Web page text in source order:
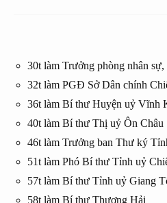
30t làm Trưởng phòng nhân
32t làm PGĐ Sở Dân chính
36t làm Bí thư Huyện uỷ Vĩnh
40t làm Bí thư Thị uỷ Ôn Châu
46t làm Trưởng ban Thư ký
51t làm Phó Bí thư Tỉnh uỷ
57t làm Bí thư Tỉnh uỷ Giang
58t làm Bí thư Thượng Hải